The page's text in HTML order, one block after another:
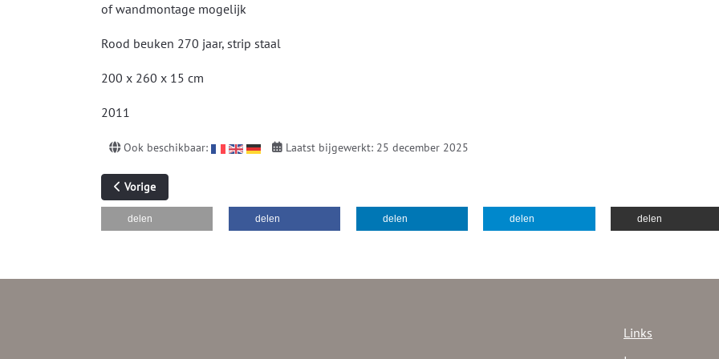
of wandmontage mogelijk
Rood beuken 270 jaar, strip staal
200 x 260 x 15 cm
2011
Ook beschikbaar: Laatst bijgewerkt: 25 december 2025
Vorig artikel: Omnia Fluet
Vorige
delen delen delen delen delen
Links